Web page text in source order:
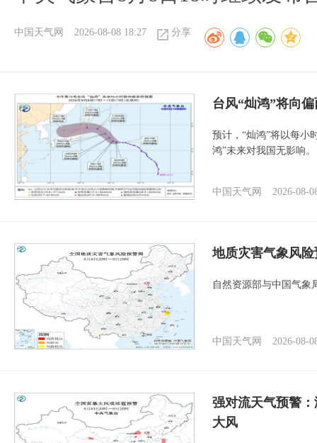
中国天气网 2026-08-08 18:27 分享
台风“灿鸿”将向
预计，“灿鸿”将以每小
鸿”未来对我国无影响。
中国天气网 2026-08-
地质灾害气象风
自然资源部与中国气象
中国天气网 2026-08-
强对流天气预警
大风